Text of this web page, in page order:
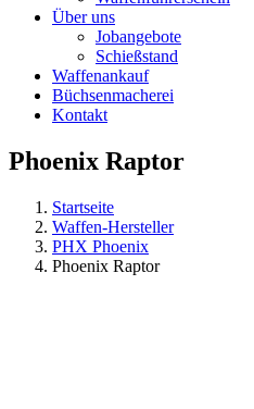
Über uns
Jobangebote
Schießstand
Waffenankauf
Büchsenmacherei
Kontakt
Phoenix Raptor
Startseite
Waffen-Hersteller
PHX Phoenix
Phoenix Raptor